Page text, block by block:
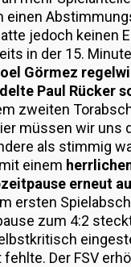
einen
jedoch keinen
in der 15.
Görmez
Paul Rücker
zweiten
müssen wir uns
als stimmig
einem
erneut
ersten
zum 4:2
Der FSV